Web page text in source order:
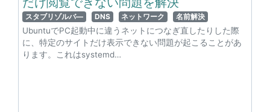
スタブリゾルバ― DNS ネットワーク 名前解決
UbuntuでPC起動中に違うネットにつなぎ直したりした際
に、特定のサイトだけ表示できない問題が起こることがあ
ります。これはsystemd…